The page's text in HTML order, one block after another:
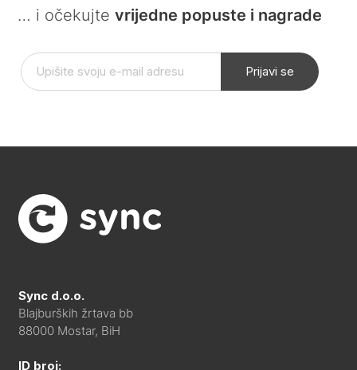
… i očekujte vrijedne popuste i nagrade
Prijavi se
Sync d.o.o.
Blajburških žrtava bb
88000 Mostar, BiH
ID broj: